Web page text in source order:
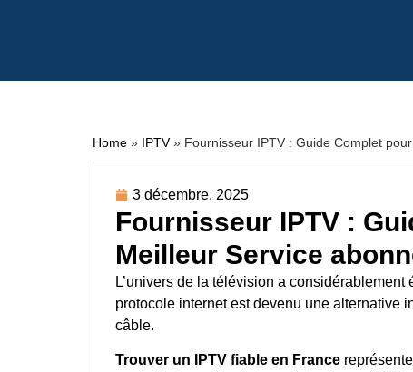
Home » IPTV» Fournisseur IPTV : Guide Complet
3 décembre, 2025
Fournisseur IPTV :
Meilleur Service
L’univers de la télévision a
protocole internet est devenu une alternative
câble.
Trouver un IPTV fiable en France